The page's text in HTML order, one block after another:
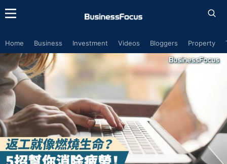
Home Business Investment Videos Bloggers Property